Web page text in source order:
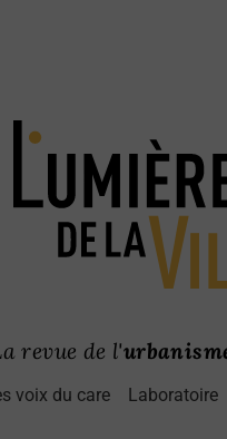
revue de l'
voix du care Laboratoire